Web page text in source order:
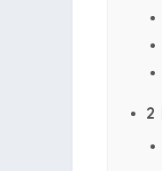
2